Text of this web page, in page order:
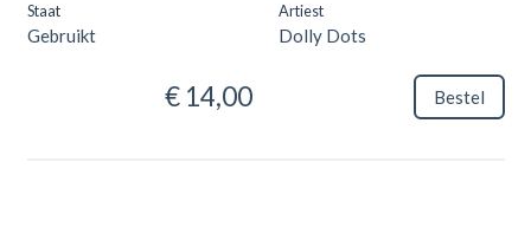
Staat
Gebruikt
Artiest
Dolly Dots
€ 14,00 Bestel